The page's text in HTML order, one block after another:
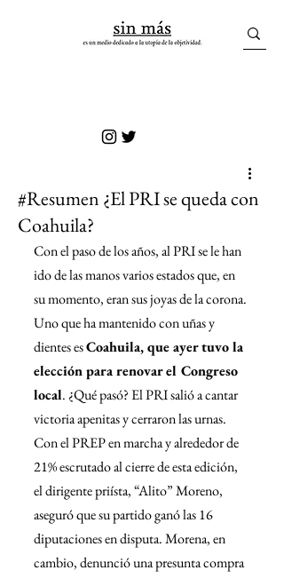
#Resumen ¿El PRI se queda con
Coahuila?
Con el paso de los años, al PRI se le han
ido de las manos varios estados que, en
su momento, eran sus joyas de la corona.
Uno que ha mantenido con uñas y
dientes es Coahuila, que ayer tuvo la
elección para renovar el Congreso
local. ¿Qué pasó? El PRI salió a cantar
victoria apenitas y cerraron las urnas.
Con el PREP en marcha y alrededor de
21% escrutado al cierre de esta edición,
el dirigente priísta, “Alito” Moreno,
aseguró que su partido ganó las 16
diputaciones en disputa. Morena, en
cambio, denunció una presunta compra